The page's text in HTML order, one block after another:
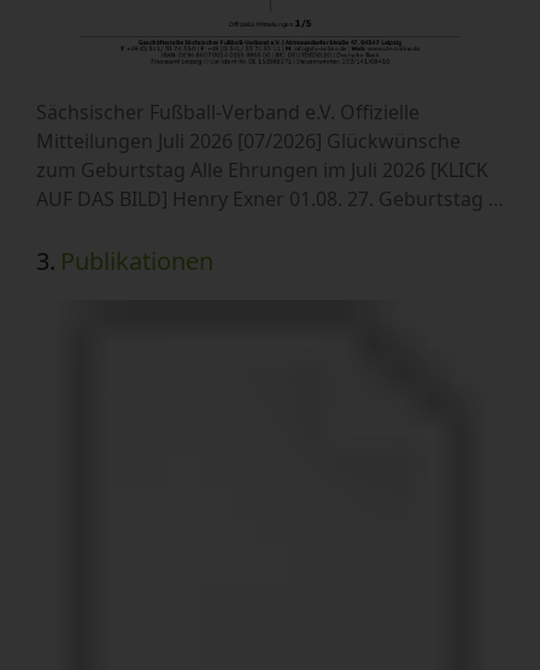
Sächsischer Fußball-Verband e.V. Offizielle
Mitteilungen Juli 2026 [07/2026] Glückwünsche
zum Geburtstag Alle Ehrungen im Juli 2026 [KLICK
AUF DAS BILD] Henry Exner 01.08. 27. Geburtstag …
3. Publikationen